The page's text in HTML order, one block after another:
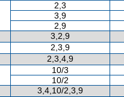
2,3
3,9
2,9
3,2,9
2,3,9
2,3,4,9
10/3
10/2
3,4,10/2,3,9